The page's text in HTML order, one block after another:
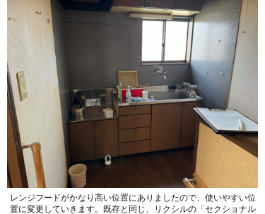
レンジフードがかなり高い位置にありましたので、使いやすい位
置に変更していきます。既存と同じ、リクシルの「セクショナル